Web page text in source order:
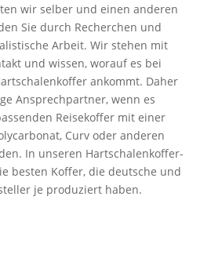
wir selber und einen anderen
Sie durch Recherchen und
Arbeit. Wir stehen mit
und wissen, worauf es bei
ankommt. Daher
Ansprechpartner, wenn es
Reisekoffer mit einer
Curv oder anderen
In unseren Hartschalenkoffer-
besten Koffer, die deutsche und
je produziert haben.